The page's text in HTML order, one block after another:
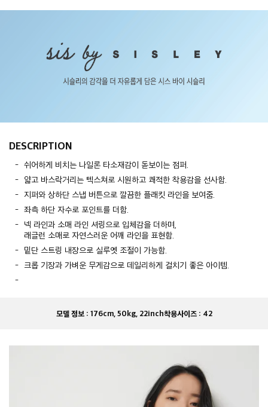
DESCRIPTION
쉬어하게 비치는 나일론 타소재감이 돋보이는 점퍼.
얇고 바스락거리는 텍스쳐로 시원하고 쾌적한 착용감을 선사함.
지퍼와 상하단 스냅 버튼으로 깔끔한 플래킷 라인을 보여줌.
좌측 하단 자수로 포인트를 더함.
넥 라인과 소매 라인 셔링으로 입체감을 더하며,
래글런 소매로 자연스러운 어깨 라인을 표현함.
밑단 스트링 내장으로 실루엣 조절이 가능함.
크롭 기장과 가벼운 무게감으로 데일리하게 걸치기 좋은 아이템.
모델 정보 : 176cm, 50kg, 22inch착용사이즈 : 42